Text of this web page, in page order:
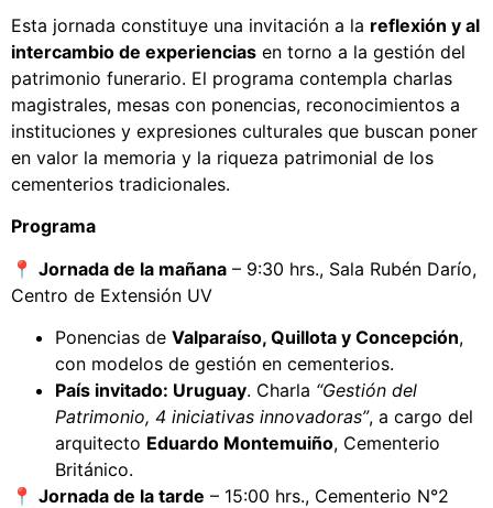
Esta jornada constituye una invitación a la reflexión y al
intercambio de experiencias en torno a la gestión del
patrimonio funerario. El programa contempla charlas
magistrales, mesas con ponencias, reconocimientos a
instituciones y expresiones culturales que buscan poner
en valor la memoria y la riqueza patrimonial de los
cementerios tradicionales.
Programa
📍 Jornada de la mañana – 9:30 hrs., Sala Rubén Darío,
Centro de Extensión UV
Ponencias de Valparaíso, Quillota y Concepción,
con modelos de gestión en cementerios.
País invitado: Uruguay. Charla “Gestión del
Patrimonio, 4 iniciativas innovadoras”, a cargo del
arquitecto Eduardo Montemuiño, Cementerio
Británico.
📍 Jornada de la tarde – 15:00 hrs., Cementerio N°2